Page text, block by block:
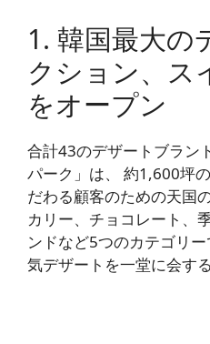
1. 韓国最大の
クション、ス
をオープン
合計43のデザートブラン
パーク」は、 約1,600坪の
だわる顧客のための天国
カリー、チョコレート、
ンドなど5つのカテゴリ
気デザートを一堂に会す